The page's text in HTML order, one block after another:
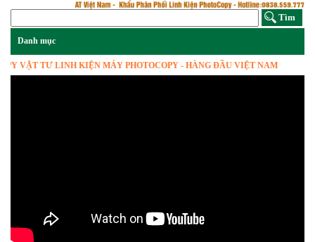
TƯ LINH KIỆN MÁY PHOTOCOPY - HÀNG ĐẦU VIỆT NAM